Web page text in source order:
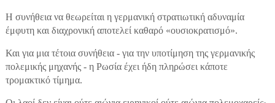
Η συνήθεια να θεωρείται η γερμανική στρατιωτική αδυναμία
έμφυτη και διαχρονική αποτελεί καθαρό «ουσιοκρατισμό».
Και για μια τέτοια συνήθεια - για την υποτίμηση της γερμανικής
πολεμικής μηχανής - η Ρωσία έχει ήδη πληρώσει κάποτε
τρομακτικό τίμημα.